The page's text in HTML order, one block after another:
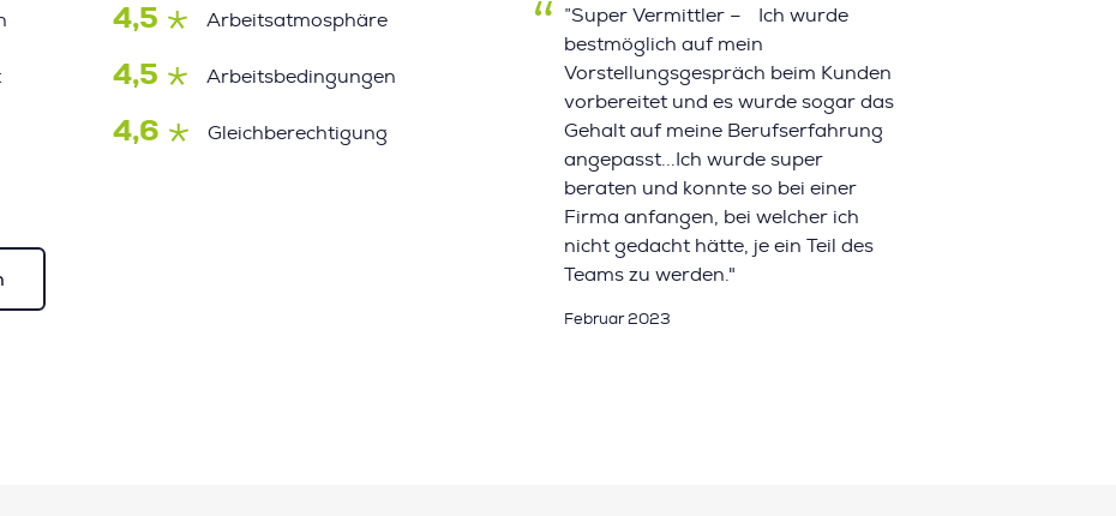
4,5 Arbeitsatmosphäre
4,5 Arbeitsbedingungen
4,6 Gleichberechtigung
”Super Vermittler – Ich wurde
bestmöglich auf mein
Vorstellungsgespräch beim Kunden
vorbereitet und es wurde sogar das
Gehalt auf meine Berufserfahrung
angepasst...Ich wurde super
beraten und konnte so bei einer
Firma anfangen, bei welcher ich
nicht gedacht hätte, je ein Teil des
Teams zu werden."
Februar 2023